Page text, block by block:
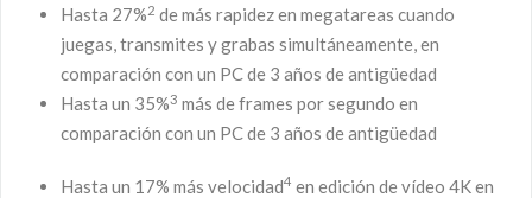
Hasta 27%2 de más rapidez en megatareas cuando
juegas, transmites y grabas simultáneamente, en
comparación con un PC de 3 años de antigüedad
Hasta un 35%3 más de frames por segundo en
comparación con un PC de 3 años de antigüedad
Hasta un 17% más velocidad4 en edición de vídeo 4K en